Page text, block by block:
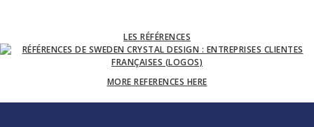
LES RÉFÉRENCES
MORE REFERENCES HERE